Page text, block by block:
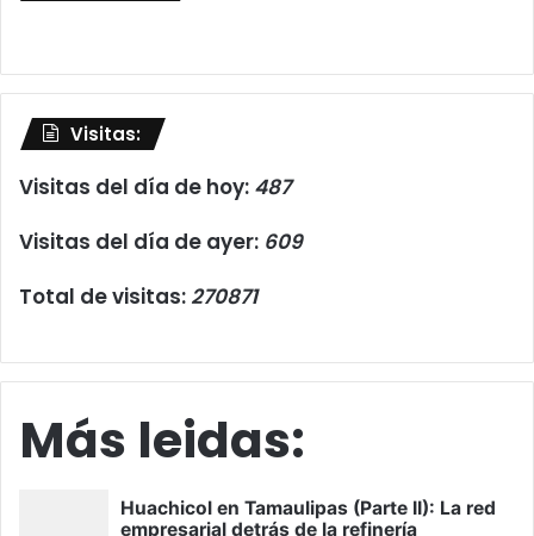
Visitas:
Visitas del día de hoy: 487
Visitas del día de ayer: 609
Total de visitas: 270871
Más leidas: